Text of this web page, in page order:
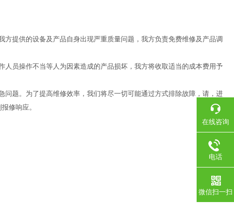
方提供的设备及产品自身出现严重质量问题，我方负责免费维修及产品调
员操作不当等人为因素造成的产品损坏，我方将收取适当的成本费用予
题。为了提高维修效率，我们将尽一切可能通过方式排除故障，请，进
修响应。
在线咨询
电话
微信扫一扫